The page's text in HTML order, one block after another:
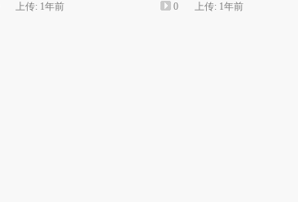
上传: 1年前 0 上传: 1年前